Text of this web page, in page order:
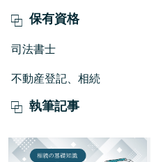
保有資格
司法書士
不動産登記、相続
執筆記事